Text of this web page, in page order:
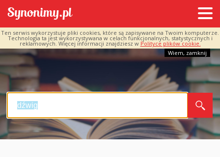
Ten serwis wykorzystuje pliki cookies, które są zapisywane na Twoim komputerze.
Technologia ta jest wykorzystywana w celach funkcjonalnych, statystycznych i
reklamowych. Więcej informacji znajdziesz w Polityce plików cookie.
Wiem, zamknij